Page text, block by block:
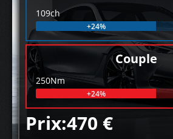
109ch
+24%
Couple
250Nm
+24%
Prix:470 €